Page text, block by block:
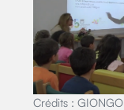
Crédits :